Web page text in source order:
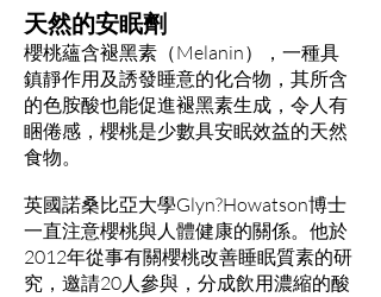
天然的安眠劑
櫻桃蘊含褪黑素（Melanin），一種具
鎮靜作用及誘發睡意的化合物，其所含
的色胺酸也能促進褪黑素生成，令人有
睏倦感，櫻桃是少數具安眠效益的天然
食物。
英國諾桑比亞大學Glyn?Howatson博士
一直注意櫻桃與人體健康的關係。他於
2012年從事有關櫻桃改善睡眠質素的研
究，邀請20人參與，分成飲用濃縮的酸